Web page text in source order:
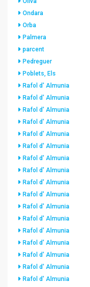
Ondara
Orba
Palmera
parcent
Pedreguer
Poblets, Els
Rafol d' Almunia
Rafol d' Almunia
Rafol d' Almunia
Rafol d' Almunia
Rafol d' Almunia
Rafol d' Almunia
Rafol d' Almunia
Rafol d' Almunia
Rafol d' Almunia
Rafol d' Almunia
Rafol d' Almunia
Rafol d' Almunia
Rafol d' Almunia
Rafol d' Almunia
Rafol d' Almunia
Rafol d' Almunia
Rafol d' Almunia